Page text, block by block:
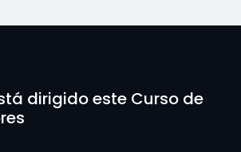
dirigido este Curso de